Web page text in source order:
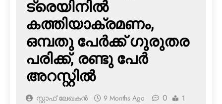
ട്രെയിനില്‍
കത്തിയാക്രമണം,
ഒമ്പതു പേര്‍ക്ക് ഗുരുതര
പരിക്ക്, രണ്ടു പേര്‍
അറസ്റ്റില്‍
സ്റ്റാഫ് ലേഖകൻ 9 Months Ago 0
1